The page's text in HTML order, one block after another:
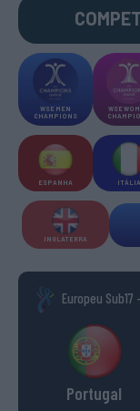
WSE MEN
CHAMPIONS
WSE
ESPANHA ITÁLIA
INGLATERRA
Europeu Sub17
Portugal